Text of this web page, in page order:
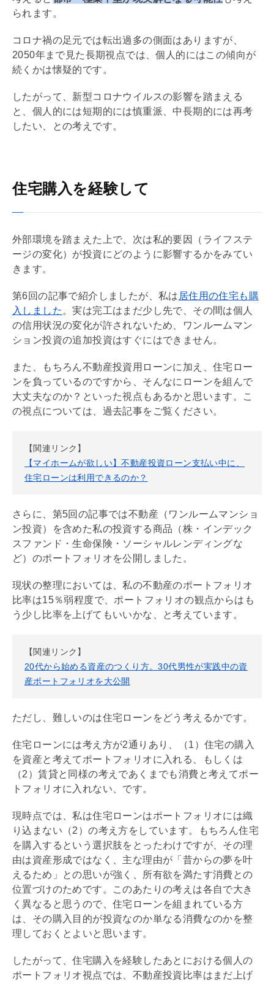
られます。
コロナ禍の足元では転出過多の側面はありますが、
2050年まで見た長期視点では、個人的にはこの傾向が
続くかは懐疑的です。
したがって、新型コロナウイルスの影響を踏まえる
と、個人的には短期的には慎重派、中長期的には再考
したい、との考えです。
住宅購入を経験して
外部環境を踏まえた上で、次は私的要因（ライフステ
ージの変化）が投資にどのように影響するかをみてい
きます。
第6回の記事で紹介しましたが、私は 居住用の住宅も購
入しました。実は完工はまだ少し先で、その間は個人
の信用状況の変化が許されないため、ワンルームマン
ション投資の追加投資はすぐにはできません。
また、もちろん不動産投資用ローンに加え、 住宅ロー
ンを負っているのですから、そんなにローンを組んで
大丈夫なのか？といった視点もあるかと思います。こ
の視点については、過去記事をご覧ください。
【関連リンク】
【マイホームが欲しい】不動産投資ローン支払い中に、
住宅ローンは利用できるのか？
さらに、第5回の記事では不動産（ワンルームマンショ
ン投資）を含めた私の投資する商品（株・インデック
スファンド・生命保険・ソーシャルレンディングな
ど）のポートフォリオを公開しました。
現状の整理においては、私の不動産のポートフォリオ
比率は15％弱程度で、ポートフォリオの観点からはも
う少し比率を上げてもいいかな、と考えています。
【関連リンク】
20代から始める資産のつくり方。30代男性が実践中の資
産ポートフォリオを大公開
ただし、難しいのは住宅ローン をどう考えるかです。
住宅ローンには考え方が2通りあり、（1）住宅の購入
を資産と考えてポートフォリオに入れる、もしくは
（2）賃貸と同様の考えであくまでも消費と考えてポー
トフォリオに入れない、です。
現時点では、私は住宅ローンはポートフォリオには織
り込まない（2）の考え方をしています。もちろん住宅
を購入するという選択肢をとったわけですが、その理
由は資産形成ではなく、主な理由が「昔からの夢を叶
えるため」との思いが強く、所有欲を満たす消費との
位置づけのためです。このあたりの考えは各自で大き
く異なると思うので、 住宅ローンを組まれている方
は、その購入目的が投資なのか単なる消費なのかを整
理しておくとよいと思います。
したがって、住宅購入を経験したあとにおける個人の
ポートフォリオ視点では、不動産投資比率はまだ上げ